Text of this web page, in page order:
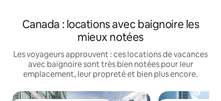
Canada : locations avec baignoire les
mieux notées
Les voyageurs approuvent : ces locations de vacances
avec baignoire sont très bien notées pour leur
emplacement, leur propreté et bien plus encore.